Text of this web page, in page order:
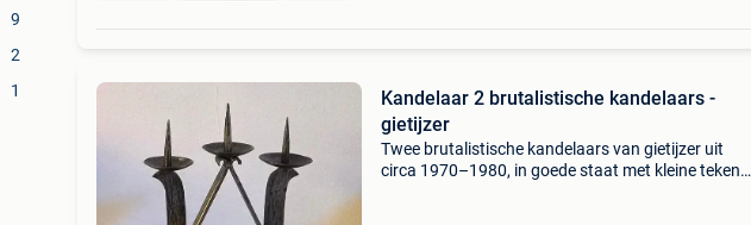
9
2
1
Kandelaar 2 brutalistische kandelaars -
gietijzer
Twee brutalistische kandelaars van gietijzer uit
circa 1970–1980, in goede staat met kleine tekenen